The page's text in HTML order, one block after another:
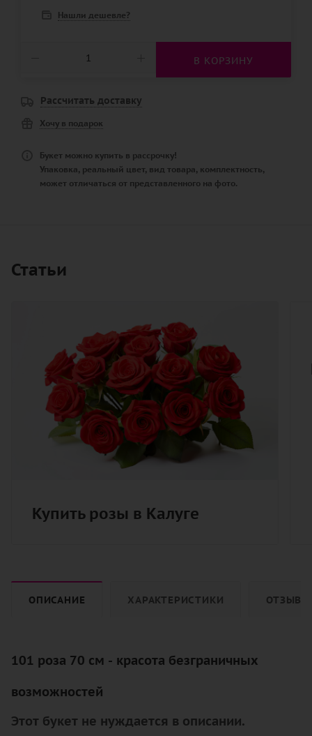
Нашли дешевле?
В КОРЗИНУ
Рассчитать доставку
Хочу в подарок
Букет можно купить в рассрочку!
Упаковка, реальный цвет, вид товара, комплектность,
может отличаться от представленного на фото.
Статьи
Купить розы в Калуге
ОПИСАНИЕ ХАРАКТЕРИСТИКИ ОТЗЫВЫ
101 роза 70 см - красота безграничных
возможностей
Этот букет не нуждается в описании.